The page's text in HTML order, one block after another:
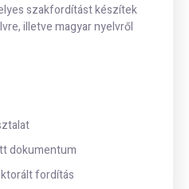
szakfordítást készítek
illetve magyar nyelvről
dokumentum
fordítás